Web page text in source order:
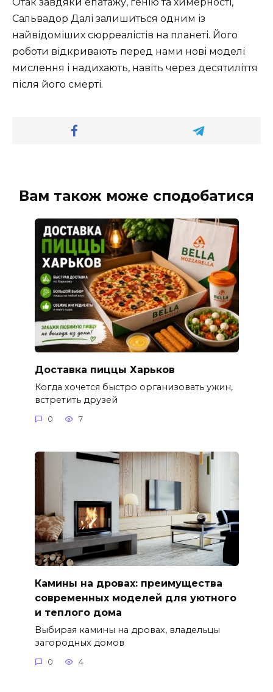
Сальвадор Далі залишиться одним із
найвідоміших сюрреалістів на планеті. Його
роботи відкривають перед нами нові моделі
мислення і надихають, навіть через десятиліття
після його смерті.
Вам також може сподобатися
Доставка пиццы Харьков
Когда хочется быстро организовать ужин,
встретить друзей
0 7
Камины на дровах: преимущества
современных моделей для уютного
и теплого дома
Выбирая камины на дровах, владельцы
загородных домов
0 4